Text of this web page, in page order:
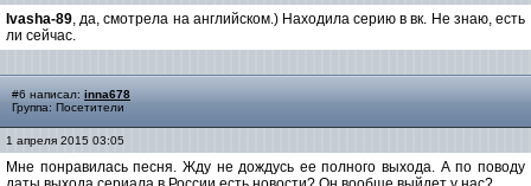
Ivasha-89, да, смотрела на английском.) Находила серию в вк. Не знаю, есть
ли сейчас.
#6 написал: inna678
Группа: Посетители
1 апреля 2015 03:05
Мне понравилась песня. Жду не дождусь ее полного выхода. А по поводу